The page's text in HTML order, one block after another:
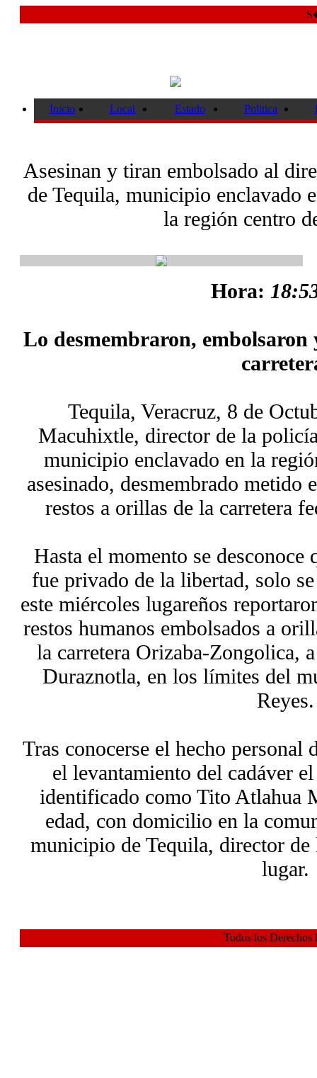
Inicio Local Estado Politica
Asesinan y tiran embolsado al
de Tequila, municipio enclavado
la región centro
Hora:
Lo desmembraron,
Tequila, Veracruz, 8 de
Macuhixtle, director de la
municipio enclavado en la
asesinado, desmembrado metido
restos a orillas de la carretera
Hasta el momento se desconoce
fue privado de la libertad, solo
este miércoles lugareños
restos humanos embolsados a
la carretera Orizaba-Zongolica,
Duraznotla, en los límites del
Reyes.
Tras conocerse el hecho personal
el levantamiento del cadáver
identificado como Tito Atlahua
edad, con domicilio en la
municipio de Tequila, director
lugar.
Todos los Derechos